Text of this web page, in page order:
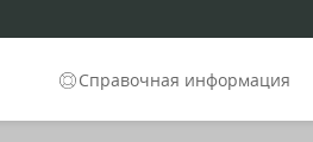
Справочная информация